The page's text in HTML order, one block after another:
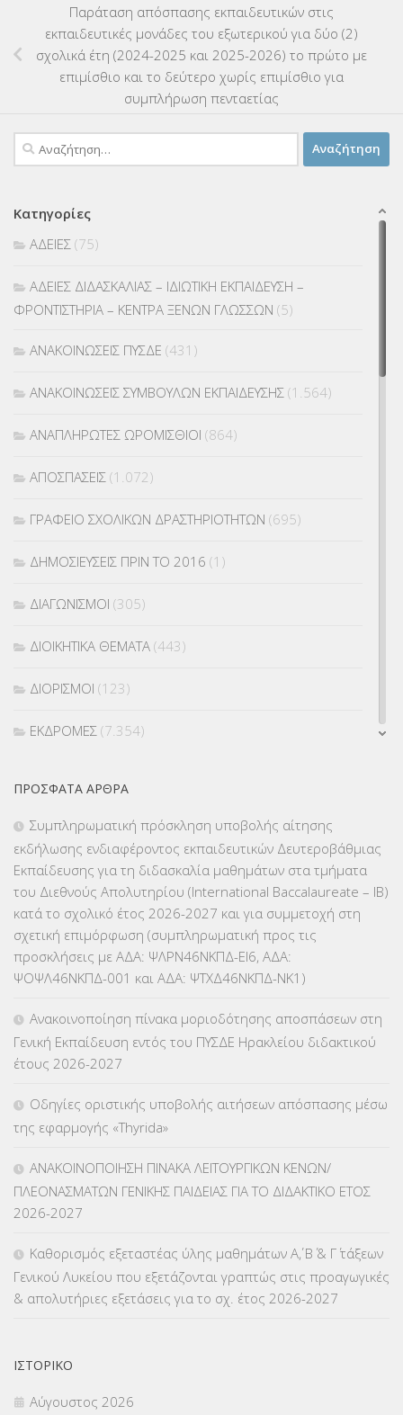
Παράταση απόσπασης εκπαιδευτικών στις
εκπαιδευτικές μονάδες του εξωτερικού για δύο (2)
σχολικά έτη (2024-2025 και 2025-2026) το πρώτο με
επιμίσθιο και το δεύτερο χωρίς επιμίσθιο για
συμπλήρωση πενταετίας
Αναζήτηση
για:
Κατηγορίες
ΑΔΕΙΕΣ (75)
ΑΔΕΙΕΣ ΔΙΔΑΣΚΑΛΙΑΣ – ΙΔΙΩΤΙΚΗ ΕΚΠΑΙΔΕΥΣΗ –
ΦΡΟΝΤΙΣΤΗΡΙΑ – ΚΕΝΤΡΑ ΞΕΝΩΝ ΓΛΩΣΣΩΝ (5)
ΑΝΑΚΟΙΝΩΣΕΙΣ ΠΥΣΔΕ (431)
ΑΝΑΚΟΙΝΩΣΕΙΣ ΣΥΜΒΟΥΛΩΝ ΕΚΠΑΙΔΕΥΣΗΣ (1.564)
ΑΝΑΠΛΗΡΩΤΕΣ ΩΡΟΜΙΣΘΙΟΙ (864)
ΑΠΟΣΠΑΣΕΙΣ (1.072)
ΓΡΑΦΕΙΟ ΣΧΟΛΙΚΩΝ ΔΡΑΣΤΗΡΙΟΤΗΤΩΝ (695)
ΔΗΜΟΣΙΕΥΣΕΙΣ ΠΡΙΝ ΤΟ 2016 (1)
ΔΙΑΓΩΝΙΣΜΟΙ (305)
ΔΙΟΙΚΗΤΙΚΑ ΘΕΜΑΤΑ (443)
ΔΙΟΡΙΣΜΟΙ (123)
ΕΚΔΡΟΜΕΣ (7.354)
ΕΠΙΜΟΡΦΩΣΗ Τ.Π.Ε.(10)
ΕΥΡΩΠΑΪΚΑ ΠΡΟΓΡΑΜΜΑΤΑ(230)
ΚΕΣΥ (60)
ΚΕΣΥΠ(109)
ΚΠγ – ΚΡΑΤΙΚΟ ΠΙΣΤΟΠΟΙΗΤΙΚΟ ΓΛΩΣΣΟΜΑΘΕΙΑΣ(135)
ΚΠπ- ΚΡΑΤΙΚΟ ΠΙΣΤΟΠΟΙΗΤΙΚΟ ΠΛΗΡΟΦΟΡΙΚΗΣ
ΛΟΙΠΑ(309)
ΜΕΤΑΘΕΣΕΙΣ-ΤΟΠΟΘΕΤΗΣΕΙΣ ΒΕΛΤΙΩΣΕΙΣ(319)
ΜΕΤΑΦΟΡΑ ΜΑΘΗΤΩΝ(3)
ΟΙΚΟΝΟΜΙΚΑ ΘΕΜΑΤΑ
Π.Ε.Κ. ΗΡΑΚΛΕΙΟΥ
ΠΡΌΣΦΑΤΑ ΆΡΘΡΑ
Συμπληρωματική πρόσκληση υποβολής αίτησης
εκδήλωσης ενδιαφέροντος εκπαιδευτικών Δευτεροβάθμιας
Εκπαίδευσης για τη διδασκαλία μαθημάτων στα τμήματα
του Διεθνούς Απολυτηρίου (International Baccalaureate – IB)
κατά το σχολικό έτος 2026-2027 και για συμμετοχή στη
σχετική επιμόρφωση (συμπληρωματική προς τις
προσκλήσεις με ΑΔΑ: ΨΛΡΝ46ΝΚΠΔ-ΕΙ6, ΑΔΑ:
ΨΟΨΛ46ΝΚΠΔ-001 και ΑΔΑ: ΨΤΧΔ46ΝΚΠΔ-ΝΚ1)
Ανακοινοποίηση πίνακα μοριοδότησης αποσπάσεων στη
Γενική Εκπαίδευση εντός του ΠΥΣΔΕ Ηρακλείου διδακτικού
έτους 2026-2027
Οδηγίες οριστικής υποβολής αιτήσεων απόσπασης μέσω
της εφαρμογής «Thyrida»
ΑΝΑΚΟΙΝΟΠΟΙΗΣΗ ΠΙΝΑΚΑ ΛΕΙΤΟΥΡΓΙΚΩΝ ΚΕΝΩΝ/
ΠΛΕΟΝΑΣΜΑΤΩΝ ΓΕΝΙΚΗΣ ΠΑΙΔΕΙΑΣ ΓΙΑ ΤΟ ΔΙΔΑΚΤΙΚΟ ΕΤΟΣ
2026-2027
Καθορισμός εξεταστέας ύλης μαθημάτων Α΄, Β΄ & Γ΄ τάξεων
Γενικού Λυκείου που εξετάζονται γραπτώς στις προαγωγικές
& απολυτήριες εξετάσεις για το σχ. έτος 2026-2027
ΙΣΤΟΡΙΚΌ
Αύγουστος 2026